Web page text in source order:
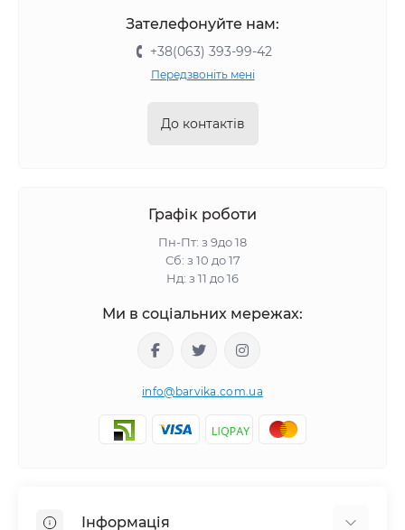
Зателефонуйте нам:
+38(063) 393-99-42
Передзвоніть мені
До контактів
Графік роботи
Пн-Пт: з 9до 18
Сб: з 10 до 17
Нд: з 11 до 16
Ми в соціальних мережах:
info@barvika.com.ua
Інформація